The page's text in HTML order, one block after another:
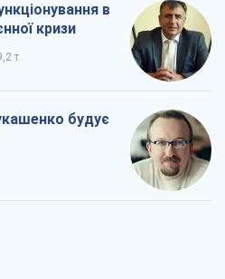
в
кризи
т.
будує